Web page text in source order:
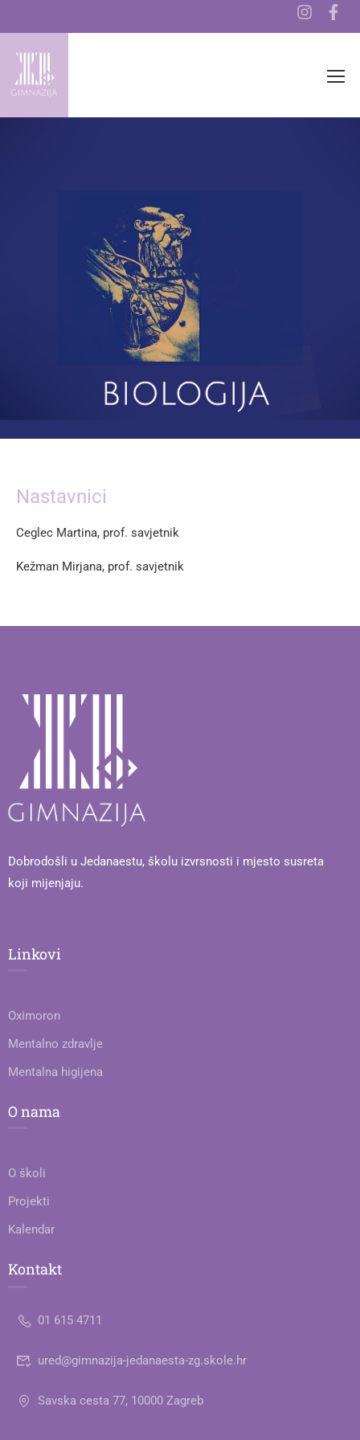
Nastavnici
Ceglec Martina, prof. savjetnik
Kežman Mirjana, prof. savjetnik
Dobrodošli u Jedanaestu, školu izvrsnosti i mjesto susreta
koji mijenjaju.
Linkovi
Oximoron
Mentalno zdravlje
Mentalna higijena
O nama
O školi
Projekti
Kalendar
Kontakt
01 615 4711
ured@gimnazija-jedanaesta-zg.skole.hr
Savska cesta 77, 10000 Zagreb